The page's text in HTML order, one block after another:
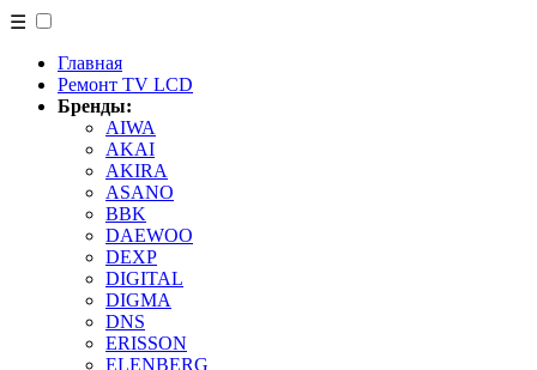
☰
Главная
Ремонт TV LCD
Бренды:
AIWA
AKAI
AKIRA
ASANO
BBK
DAEWOO
DEXP
DIGITAL
DIGMA
DNS
ERISSON
ELENBERG